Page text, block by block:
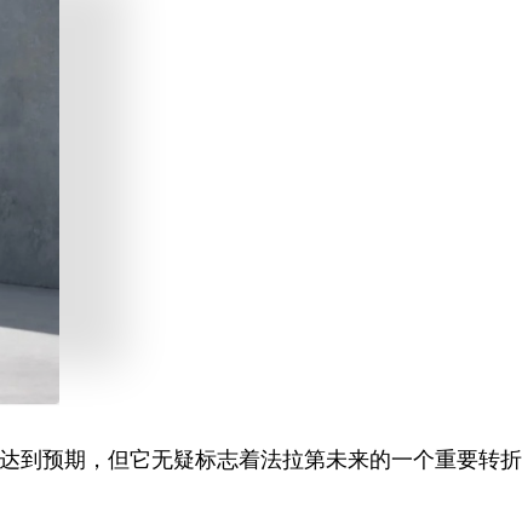
到预期，但它无疑标志着法拉第未来的一个重要